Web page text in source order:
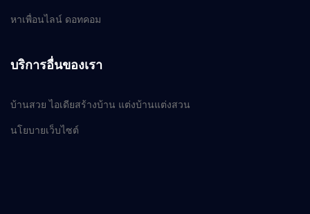
หาเพื่อนไลน์ ดอทคอม
บริการอื่นของเรา
บ้านสวย ไอเดียสร้างบ้าน แต่งบ้านแต่งสวน
นโยบายเว็บไซต์